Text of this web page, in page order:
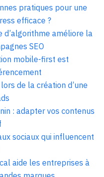
pratiques pour une
efficace ?
d’algorithme améliore la
SEO
mobile-first est
de la création d’une
: adapter vos contenus
sociaux qui influencent
aide les entreprises à